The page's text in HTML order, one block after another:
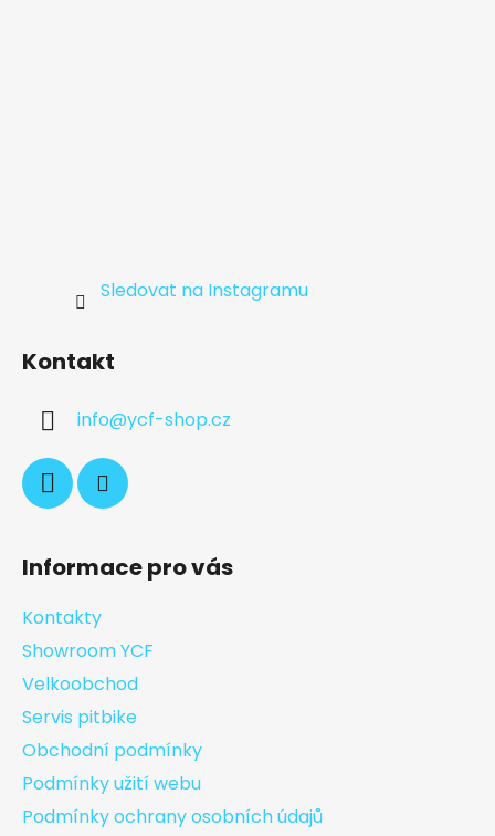
Sledovat na Instagramu
Kontakt
info@ycf-shop.cz
Informace pro vás
Kontakty
Showroom YCF
Velkoobchod
Servis pitbike
Obchodní podmínky
Podmínky užití webu
Podmínky ochrany osobních údajů